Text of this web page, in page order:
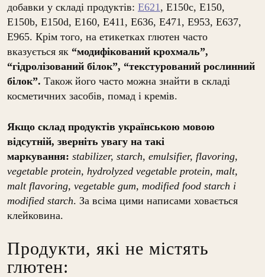
добавки у складі продуктів: Е621 , E150c, E150,
E150b, E150d, E160, E411, E636, E471, E953, E637,
E965. Крім того, на етикетках глютен часто
вказується як “модифікований крохмаль”,
“гідролізований білок”, “текстурований рослинний
білок”. Також його часто можна знайти в складі
косметичних засобів, помад і кремів.
Якщо склад продуктів українською мовою
відсутній, зверніть увагу на такі
маркування: stabilizer, starch, emulsifier, flavoring,
vegetable protein, hydrolyzed vegetable protein, malt,
malt flavoring, vegetable gum, modified food starch і
modified starch. За всіма цими написами ховається
клейковина.
Продукти, які не містять
глютен: